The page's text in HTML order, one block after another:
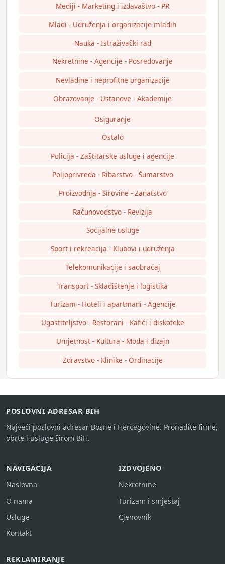
Mediji - Marketing i izdavaštvo - PR
Mladi - Udruženja i organizacije mladih
Nauka - Istraživački rad
Nekretnine - Agencije - Posredovanje
Nevladine i neprofitne organizacije
Obrazovanje - Ustanove - Akademije
Osiguranje
Ostalo
Policija - Zaštitarske usluge i agencije
Poljoprivreda - Ribarstvo - Šumarstvo
Proizvodnja - Sirovine - Zanatstvo
Računovodstvo - Revizija
Socijalne usluge
Sport i rekreacija - Klubovi i udruženja
Telekomunikacije i saobraćaj
Transport - Skladištenje i logistika
Turizam - Hoteli i apartmani - Agencije
Ugostiteljstvo - Restorani - Kafići i diskoteke
Umjetnost - Kultura - Moda i dizajn
Zdravstvo - Klinike - Ordinacije
POSLOVNI ADRESAR BIH
Najveći poslovni adresar Bosne i Hercegovine. Pronađite firme,
obrte i usluge širom BiH.
NAVIGACIJA
Naslovna
O nama
Usluge
Kontakt
IZDVOJENO
Nekretnine
Turizam i smještaj
Cjenovnik
REKLAMIRANJE